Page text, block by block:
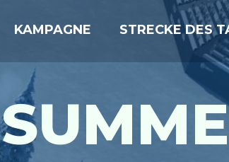
KAMPAGNE STRECKE DES